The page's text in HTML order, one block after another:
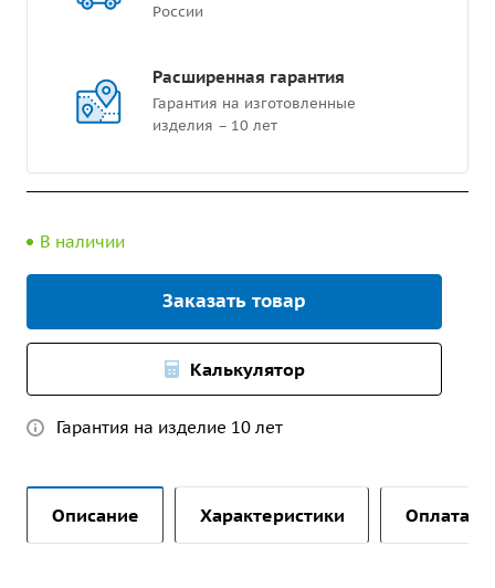
России
Расширенная гарантия
Гарантия на изготовленные
изделия – 10 лет
В наличии
Заказать товар
Калькулятор
Гарантия на изделие 10 лет
Описание Характеристики Оплата и